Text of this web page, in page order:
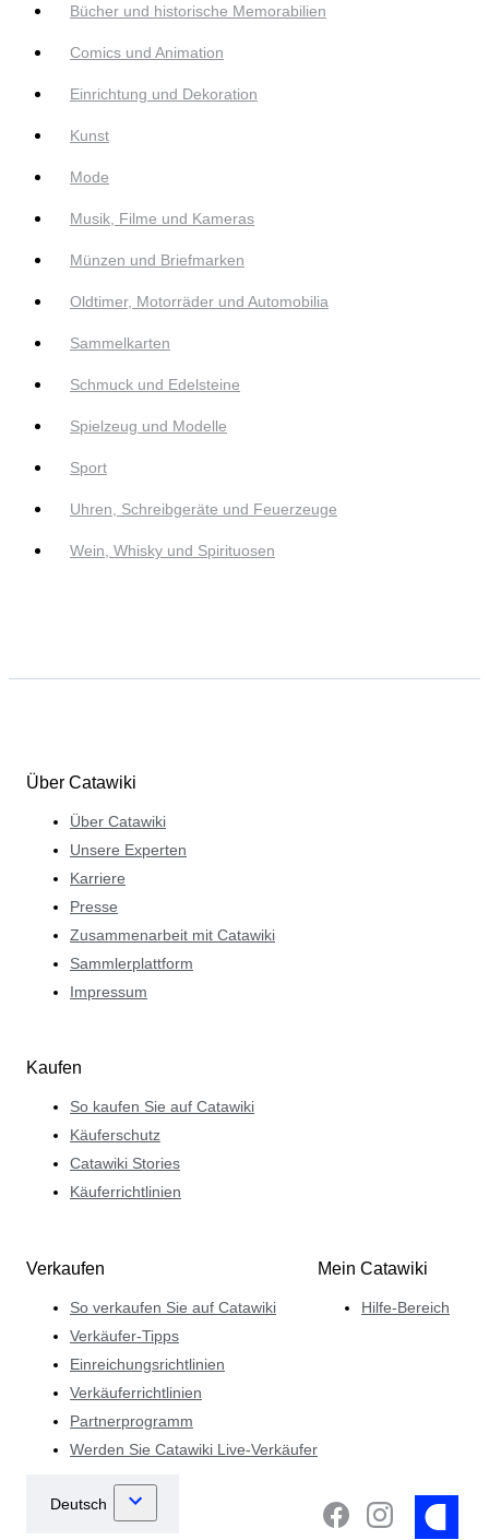
Bücher und historische Memorabilien
Comics und Animation
Einrichtung und Dekoration
Kunst
Mode
Musik, Filme und Kameras
Münzen und Briefmarken
Oldtimer, Motorräder und Automobilia
Sammelkarten
Schmuck und Edelsteine
Spielzeug und Modelle
Sport
Uhren, Schreibgeräte und Feuerzeuge
Wein, Whisky und Spirituosen
Über Catawiki
Über Catawiki
Unsere Experten
Karriere
Presse
Zusammenarbeit mit Catawiki
Sammlerplattform
Impressum
Kaufen
So kaufen Sie auf Catawiki
Käuferschutz
Catawiki Stories
Käuferrichtlinien
Verkaufen
So verkaufen Sie auf Catawiki
Verkäufer-Tipps
Einreichungsrichtlinien
Verkäuferrichtlinien
Partnerprogramm
Werden Sie Catawiki Live-Verkäufer
Mein Catawiki
Hilfe-Bereich